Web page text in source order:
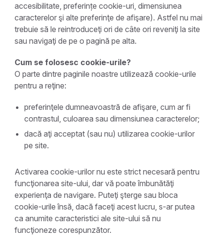
accesibilitate, preferințe cookie-uri, dimensiunea
caracterelor şi alte preferinţe de afişare). Astfel nu mai
trebuie să le reintroduceţi ori de câte ori reveniţi la site
sau navigaţi de pe o pagină pe alta.
Cum se folosesc cookie-urile?
O parte dintre paginile noastre utilizează cookie-urile
pentru a reţine:
preferinţele dumneavoastră de afişare, cum ar fi
contrastul, culoarea sau dimensiunea caracterelor;
dacă aţi acceptat (sau nu) utilizarea cookie-urilor
pe site.
Activarea cookie-urilor nu este strict necesară pentru
funcţionarea site-ului, dar vă poate îmbunătăţi
experienţa de navigare. Puteţi şterge sau bloca
cookie-urile însă, dacă faceţi acest lucru, s-ar putea
ca anumite caracteristici ale site-ului să nu
funcţioneze corespunzător.